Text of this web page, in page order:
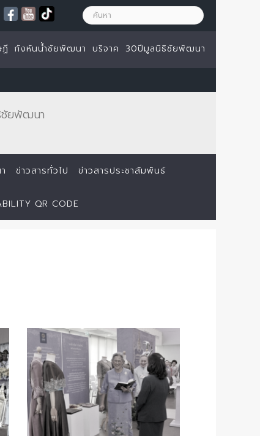
กังหันน้ำชัยพัฒนา บริจาค 30ปีมูลนิธิชัยพัฒนา
ชัยพัฒนา
ข่าวสารทั่วไป ข่าวสารประชาสัมพันธ์
QR CODE